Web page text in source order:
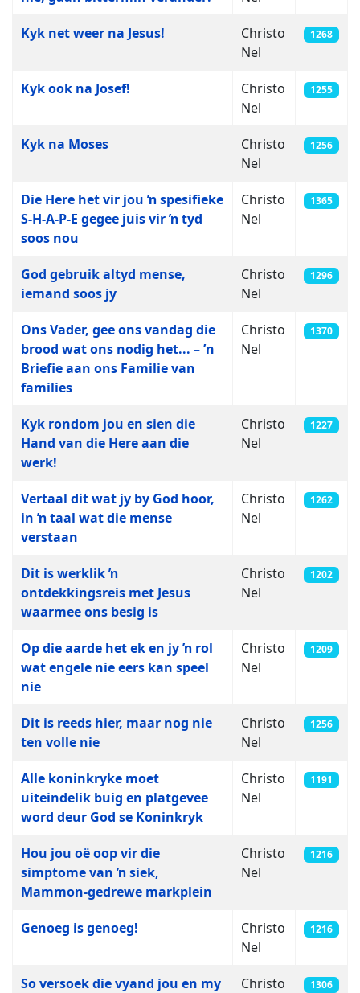
Kyk net weer na Jesus!
Christo
Nel
1268
Kyk ook na Josef!
Christo
Nel
1255
Kyk na Moses
Christo
Nel
1256
Die Here het vir jou ŉ spesifieke
S-H-A-P-E gegee juis vir ŉ tyd
soos nou
Christo
Nel
1365
God gebruik altyd mense,
iemand soos jy
Christo
Nel
1296
Ons Vader, gee ons vandag die
brood wat ons nodig het... – ’n
Briefie aan ons Familie van
families
Christo
Nel
1370
Kyk rondom jou en sien die
Hand van die Here aan die
werk!
Christo
Nel
1227
Vertaal dit wat jy by God hoor,
in ŉ taal wat die mense
verstaan
Christo
Nel
1262
Dit is werklik ŉ
ontdekkingsreis met Jesus
waarmee ons besig is
Christo
Nel
1202
Op die aarde het ek en jy ŉ rol
wat engele nie eers kan speel
nie
Christo
Nel
1209
Dit is reeds hier, maar nog nie
ten volle nie
Christo
Nel
1256
Alle koninkryke moet
uiteindelik buig en platgevee
word deur God se Koninkryk
Christo
Nel
1191
Hou jou oë oop vir die
simptome van ŉ siek,
Mammon-gedrewe markplein
Christo
Nel
1216
Genoeg is genoeg!
Christo
Nel
1216
So versoek die vyand jou en my
Christo
1306